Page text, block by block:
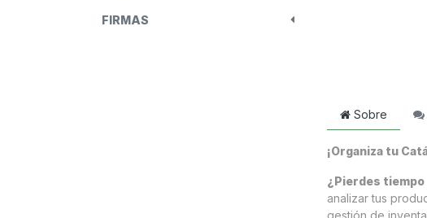
FIRMAS
Sobre
¡Organiza tu
¿Pierdes
analizar tus
gestión de